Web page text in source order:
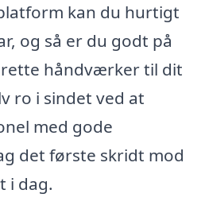
kan du hurtigt
og så er du godt på
håndværker til dit
ro i sindet ved at
med gode
det første skridt mod
i dag.